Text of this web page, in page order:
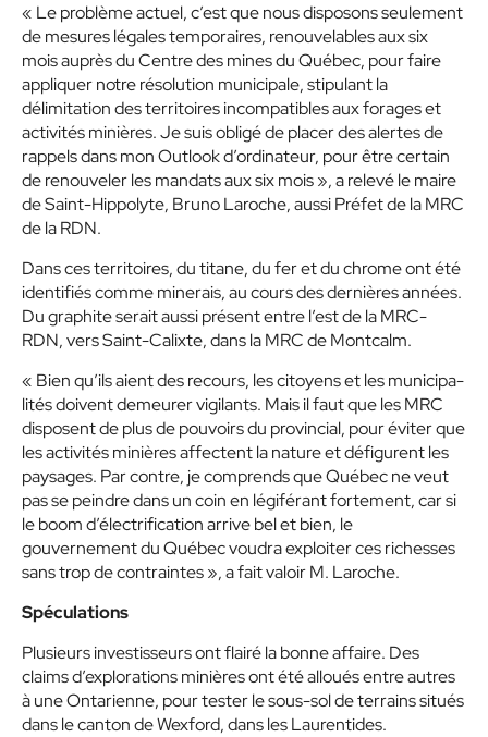
« Le problème actuel, c’est que nous disposons seulement
de mesures légales temporaires, renouvelables aux six
mois auprès du Centre des mines du Québec, pour faire
appliquer notre résolution municipale, stipulant la
délimitation des territoires incompatibles aux forages et
activités minières. Je suis obligé de placer des alertes de
rappels dans mon Outlook d’ordinateur, pour être certain
de renouveler les mandats aux six mois », a relevé le maire
de Saint-Hippolyte, Bruno Laroche, aussi Préfet de la MRC
de la RDN.
Dans ces territoires, du titane, du fer et du chrome ont été
identifiés comme minerais, au cours des dernières années.
Du graphite serait aussi présent entre l’est de la MRC-
RDN, vers Saint-Calixte, dans la MRC de Montcalm.
« Bien qu’ils aient des recours, les citoyens et les municipa-
lités doivent demeurer vigilants. Mais il faut que les MRC
disposent de plus de pouvoirs du provincial, pour éviter que
les activités minières affectent la nature et défigurent les
paysages. Par contre, je comprends que Québec ne veut
pas se peindre dans un coin en légiférant fortement, car si
le boom d’électrification arrive bel et bien, le
gouvernement du Québec voudra exploiter ces richesses
sans trop de contraintes », a fait valoir M. Laroche.
Spéculations
Plusieurs investisseurs ont flairé la bonne affaire. Des
claims d’explorations minières ont été alloués entre autres
à une Ontarienne, pour tester le sous-sol de terrains situés
dans le canton de Wexford, dans les Laurentides.